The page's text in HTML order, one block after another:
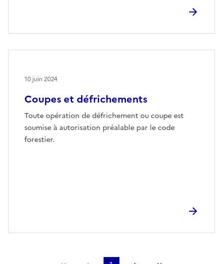
Coupes et défrichements
Toute opération de défrichement ou coupe est
soumise à autorisation préalable par le code
forestier.
10 juin 2024